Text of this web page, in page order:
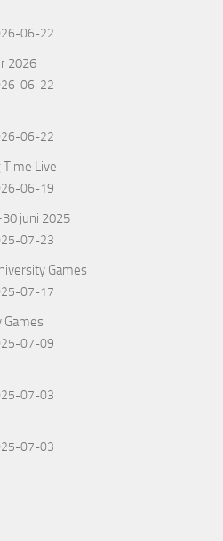
06-22
2026
06-22
06-22
Time Live
06-19
30 juni 2025
07-23
Games
07-17
Games
07-09
07-03
07-03